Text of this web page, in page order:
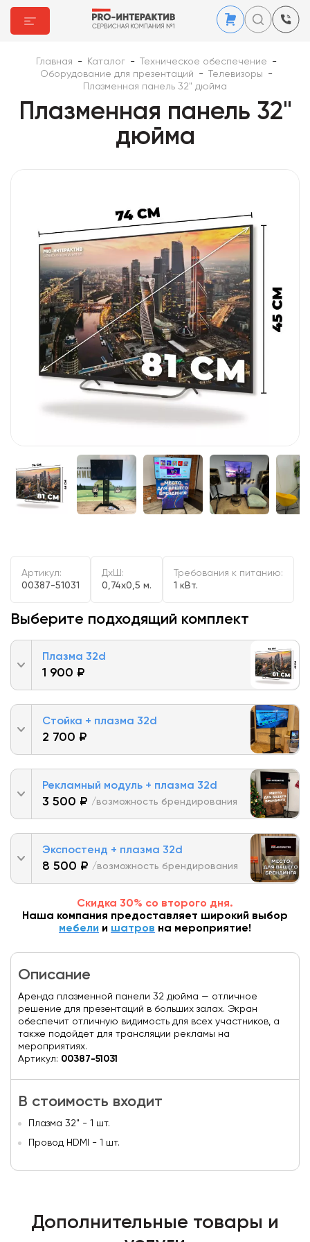
Главная - Каталог - Техническое обеспечение
-
Оборудование для презентаций
- Телевизоры
-
Плазменная панель 32" дюйма
Плазменная панель 32"
дюйма
Артикул:
00387-51031
ДxШ:
0,74x0,5 м.
Требования к питанию:
1 кВт.
Выберите подходящий комплект
Плазма 32d
1 900 ₽
Стойка + плазма 32d
2 700 ₽
Рекламный модуль + плазма 32d
3 500 ₽ /возможность брендирования
Экспостенд + плазма 32d
8 500 ₽ /возможность брендирования
Скидка 30% со второго дня.
Наша компания предоставляет широкий выбор
мебели и шатров на мероприятие!
Описание
Аренда плазменной панели 32 дюйма — отличное
решение для презентаций в больших залах. Экран
обеспечит отличную видимость для всех участников, а
также подойдет для трансляции рекламы на
мероприятиях.
Артикул: 00387-51031
В стоимость входит
Плазма 32" - 1 шт.
Провод HDMI - 1 шт.
Дополнительные товары и